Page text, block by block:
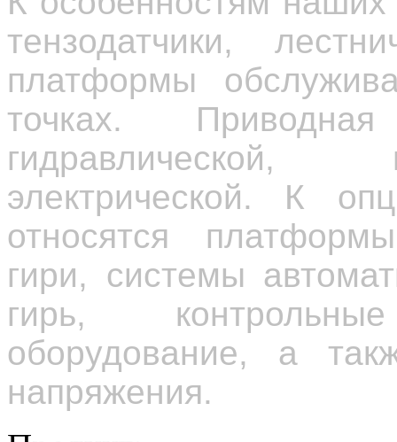
тензодатчики,
платформы
точках.
гидравлической,
электрической. К
относятся
гири, системы
гирь,
оборудование, а
напряжения.